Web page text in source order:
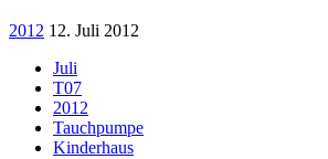
2012 12. Juli 2012
Juli
T07
2012
Tauchpumpe
Kinderhaus